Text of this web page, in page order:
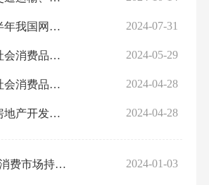
商务部：上半年我国网络零售促进消费恢复向好 2024-07-31
1至4月我市社会消费品零售总额增长5.8% 2024-05-29
1至2月我市社会消费品零售总额增长6.2% 2024-04-28
一季度我市房地产开发投资降幅收窄 2024-04-28
1至11月我市消费市场持续恢复 2024-01-03